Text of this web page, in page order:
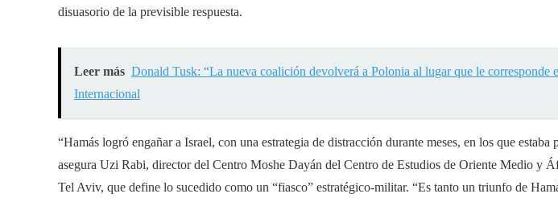
disuasorio de la previsible respuesta.
Leer más Donald Tusk: “La nueva coalición devolverá a Polonia al lugar que le corresponde
Internacional
“Hamás logró engañar a Israel, con una estrategia de distracción durante meses, en los que estaba
asegura Uzi Rabi, director del Centro Moshe Dayán del Centro de Estudios de Oriente Medio y
Tel Aviv, que define lo sucedido como un “fiasco” estratégico-militar. “Es tanto un triunfo de